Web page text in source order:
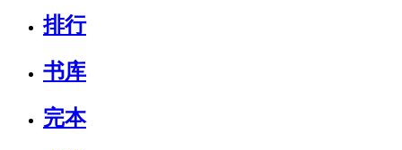
排行
书库
完本